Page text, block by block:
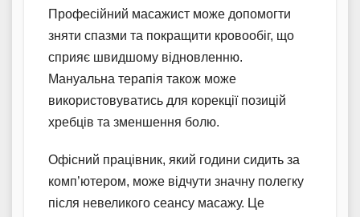
Професійний масажист може допомогти
зняти спазми та покращити кровообіг, що
сприяє швидшому відновленню.
Мануальна терапія також може
використовуватись для корекції позицій
хребців та зменшення болю.
Офісний працівник, який години сидить за
комп’ютером, може відчути значну полегку
після невеликого сеансу масажу. Це